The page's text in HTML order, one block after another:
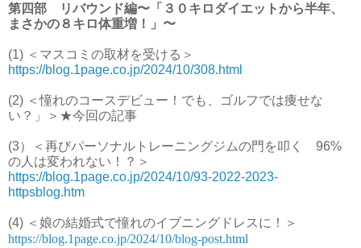
第四部 リバウンド編〜「３０キロダイエットから半年、
まさかの８キロ体重増！」〜
(1) ＜マスコミの取材を受ける＞
https://blog.1page.co.jp/2024/10/308.html
(2) ＜憧れのコースデビュー！でも、ゴルフでは痩せな
い？」＞★今回の記事
(3）＜再びパーソナルトレーニングジムの門を叩く 96%
の人は変われない！？ ＞
https://blog.1page.co.jp/2024/10/93-2022-2023-
httpsblog.htm
(4) ＜ 娘の結婚式で憧れのイブニングドレスに！
＞
https://blog.1page.co.jp/2024/10/blog-post.html